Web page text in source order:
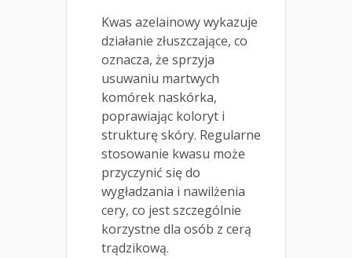
Kwas azelainowy wykazuje
działanie złuszczające, co
oznacza, że sprzyja
usuwaniu martwych
komórek naskórka,
poprawiając koloryt i
strukturę skóry. Regularne
stosowanie kwasu może
przyczynić się do
wygładzania i nawilżenia
cery, co jest szczególnie
korzystne dla osób z cerą
trądzikową.